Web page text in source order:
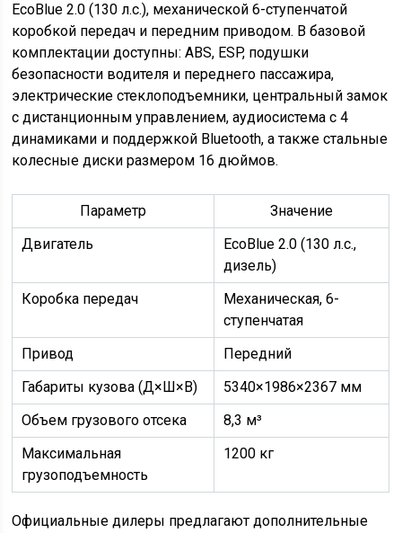
EcoBlue 2.0 (130 л.с.), механической 6-ступенчатой
коробкой передач и передним приводом. В базовой
комплектации доступны: ABS, ESP, подушки
безопасности водителя и переднего пассажира,
электрические стеклоподъемники, центральный замок
с дистанционным управлением, аудиосистема с 4
динамиками и поддержкой Bluetooth, а также стальные
колесные диски размером 16 дюймов.
Параметр
Значение
Двигатель
EcoBlue 2.0 (130 л.с.,
дизель)
Коробка передач
Механическая, 6-
ступенчатая
Привод
Передний
Габариты кузова (Д×Ш×В)
5340×1986×2367 мм
Объем грузового отсека
8,3 м³
Максимальная
грузоподъемность
1200 кг
Официальные дилеры предлагают дополнительные